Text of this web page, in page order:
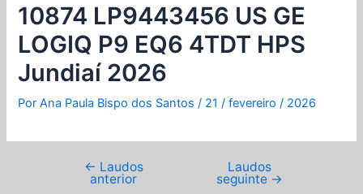
10874 LP9443456 US GE
LOGIQ P9 EQ6 4TDT HPS
Jundiaí 2026
PorAna Paula Bispo dos Santos/ 21 / fevereiro / 2026
← Laudos
anterior
Laudos
seguinte →